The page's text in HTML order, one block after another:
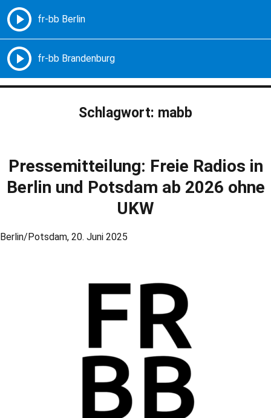
Freie Radios – Berlin Brandenburg
Schlagwort: mabb
Pressemitteilung: Freie Radios in
Berlin und Potsdam ab 2026 ohne
UKW
Berlin/Potsdam, 20. Juni 2025